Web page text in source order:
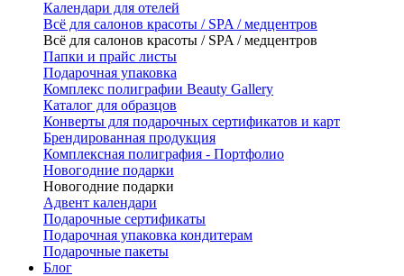
Календари для отелей
Всё для салонов красоты / SPA / медцентров
Всё для салонов красоты / SPA / медцентров
Папки и прайс листы
Подарочная упаковка
Комплекс полиграфии Beauty Gallery
Каталог для образцов
Конверты для подарочных сертификатов и карт
Брендированная продукция
Комплексная полиграфия - Портфолио
Новогодние подарки
Новогодние подарки
Адвент календари
Подарочные сертификаты
Подарочная упаковка кондитерам
Подарочные пакеты
Блог